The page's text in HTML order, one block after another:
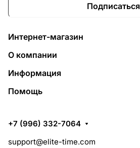
Подписаться
Интернет-магазин
О компании
Информация
Помощь
+7 (996) 332-7064
support@elite-time.com